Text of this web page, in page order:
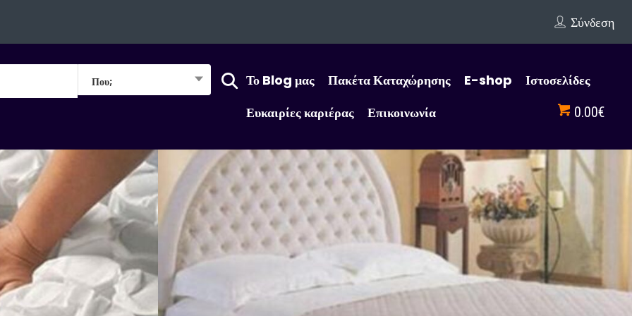
Σύνδεση
Που; Το Blog μας Πακέτα Καταχώρησης E-shop
Ιστοσελίδες
Ευκαιρίες καριέρας
Επικοινωνία 0.00€